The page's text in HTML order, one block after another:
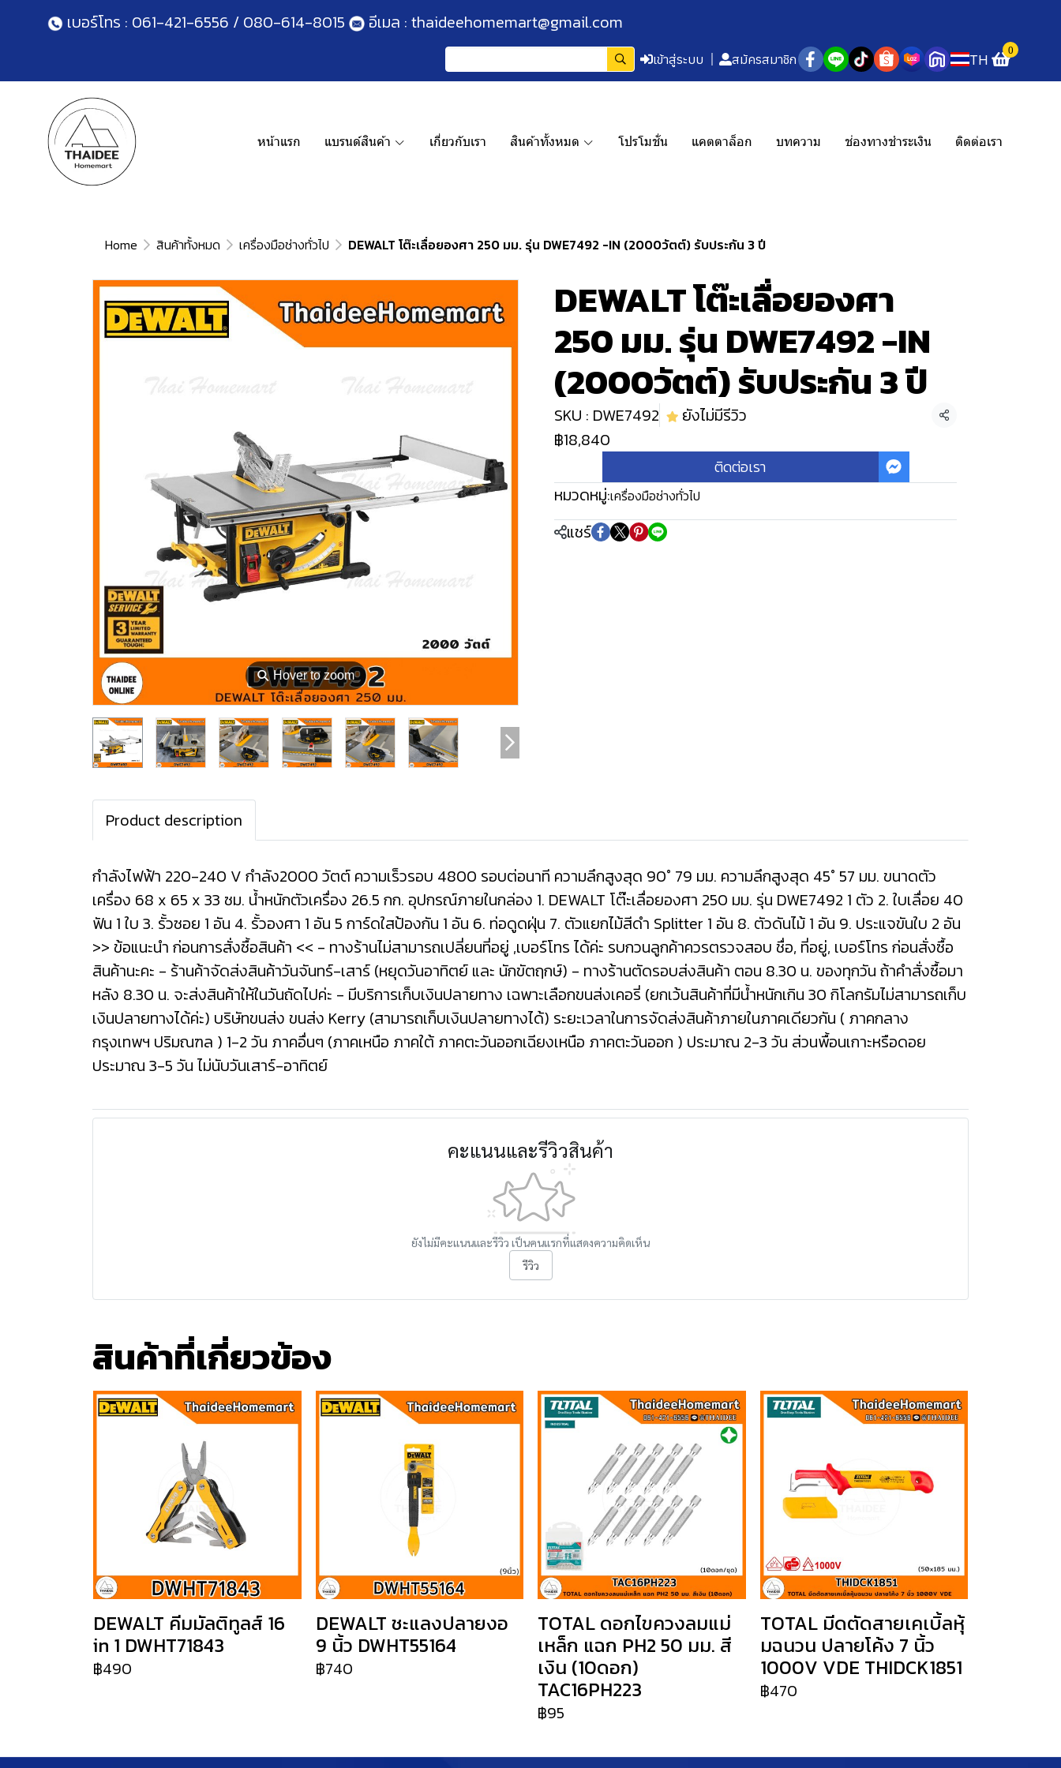
เบอร์โทร : 061-421-6556 / 080-614-8015 อีเมล : thaideehomemart@gmail.com
เข้าสู่ระบบ สมัครสมาชิก TH 0
หน้าแรก แบรนด์สินค้า เกี่ยวกับเรา สินค้าทั้งหมด โปรโมชั่น แคตตาล็อก บทความ ช่องทางชำระเงิน ติดต่อเรา
Home สินค้าทั้งหมด เครื่องมือช่างทั่วไป DEWALT โต๊ะเลื่อยองศา 250 มม. รุ่น DWE7492 -IN (2000วัตต์) รับประกัน 3 ปี
⚲Hover to zoom
DEWALT โต๊ะเลื่อยองศา
250 มม. รุ่น DWE7492 -IN
(2000วัตต์) รับประกัน 3 ปี
SKU : DWE7492 ยังไม่มีรีวิว แชร์
฿18,840
ติดต่อเรา
หมวดหมู่:เครื่องมือช่างทั่วไป
แชร์
Product description
กำลังไฟฟ้า 220-240 V กำลัง2000 วัตต์ ความเร็วรอบ 4800 รอบต่อนาที ความลึกสูงสุด 90° 79 มม. ความลึกสูงสุด 45° 57 มม. ขนาดตัว
เครื่อง 68 x 65 x 33 ซม. น้ำหนักตัวเครื่อง 26.5 กก. อุปกรณ์ภายในกล่อง 1. DEWALT โต๊ะเลื่อยองศา 250 มม. รุ่น DWE7492 1 ตัว 2. ใบเลื่อย 40
ฟัน 1 ใบ 3. รั้วซอย 1 อัน 4. รั้วองศา 1 อัน 5 การ์ดใสป้องกัน 1 อัน 6. ท่อดูดฝุ่น 7. ตัวแยกไม้สีดำ Splitter 1 อัน 8. ตัวดันไม้ 1 อัน 9. ประแจขันใบ 2 อัน
>> ข้อแนะนำ ก่อนการสั่งซื้อสินค้า << - ทางร้านไม่สามารถเปลี่ยนที่อยู่ ,เบอร์โทร ได้ค่ะ รบกวนลูกค้าควรตรวจสอบ ชื่อ, ที่อยู่, เบอร์โทร ก่อนสั่งซื้อ
สินค้านะคะ - ร้านค้าจัดส่งสินค้าวันจันทร์-เสาร์ (หยุดวันอาทิตย์ และ นักขัตฤกษ์) - ทางร้านตัดรอบส่งสินค้า ตอน 8.30 น. ของทุกวัน ถ้าคำสั่งซื้อมา
หลัง 8.30 น. จะส่งสินค้าให้ในวันถัดไปค่ะ - มีบริการเก็บเงินปลายทาง เฉพาะเลือกขนส่งเคอรี่ (ยกเว้นสินค้าที่มีน้ำหนักเกิน 30 กิโลกรัมไม่สามารถเก็บ
เงินปลายทางได้ค่ะ) บริษัทขนส่ง ขนส่ง Kerry (สามารถเก็บเงินปลายทางได้) ระยะเวลาในการจัดส่งสินค้าภายในภาคเดียวกัน ( ภาคกลาง
กรุงเทพฯ ปริมณฑล ) 1-2 วัน ภาคอื่นๆ (ภาคเหนือ ภาคใต้ ภาคตะวันออกเฉียงเหนือ ภาคตะวันออก ) ประมาณ 2-3 วัน ส่วนพื้อนเกาะหรือดอย
ประมาณ 3-5 วัน ไม่นับวันเสาร์-อาทิตย์
คะแนนและรีวิวสินค้า
ยังไม่มีคะแนนและรีวิว เป็นคนแรกที่แสดงความคิดเห็น
รีวิว
สินค้าที่เกี่ยวข้อง
DEWALT คีมมัลติทูลส์ 16
in 1 DWHT71843
฿490
DEWALT ชะแลงปลายงอ
9 นิ้ว DWHT55164
฿740
TOTAL ดอกไขควงลมแม่
เหล็ก แฉก PH2 50 มม. สี
เงิน (10ดอก)
TAC16PH223
฿95
TOTAL มีดตัดสายเคเบิ้ลหุ้
มฉนวน ปลายโค้ง 7 นิ้ว
1000V VDE THIDCK1851
฿470